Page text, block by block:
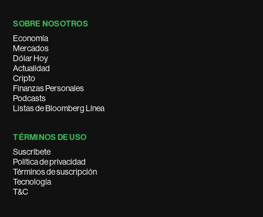
SOBRE NOSOTROS
Economía
Mercados
Dólar Hoy
Actualidad
Cripto
Finanzas Personales
Podcasts
Listas de Bloomberg Línea
TÉRMINOS DE USO
Suscríbete
Política de privacidad
Términos de suscripción
Tecnología
T&C